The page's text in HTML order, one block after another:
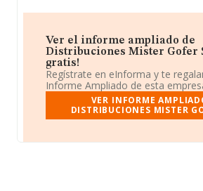
Ver el informe ampliado de
Distribuciones Mister Gofer
gratis!
Regístrate en eInforma y te
Informe Ampliado de esta
VER INFORME
DISTRIBUCIONES MISTER